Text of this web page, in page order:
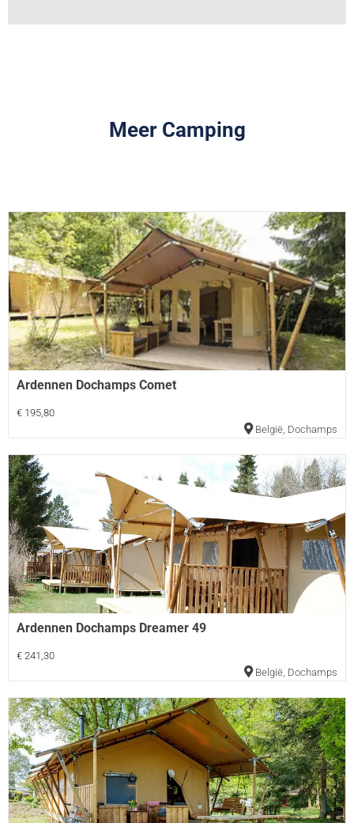
Meer Camping
Ardennen Dochamps Comet
€ 195,80
België Dochamps
Ardennen Dochamps Dreamer 49
€ 241,30
België Dochamps